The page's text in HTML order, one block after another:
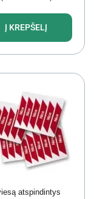
Į KREPŠELĮ
atspindintys